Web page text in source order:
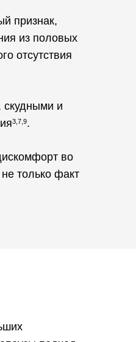
признак,
из половых
отсутствия
скудными и
3,7,9.
во
только факт